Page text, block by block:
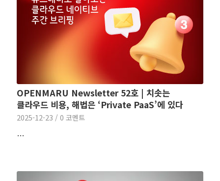
OPENMARU Newsletter 52호 | 치솟는
클라우드 비용, 해법은 ‘Private PaaS’에 있다
2025-12-23 / 0 코멘트
…